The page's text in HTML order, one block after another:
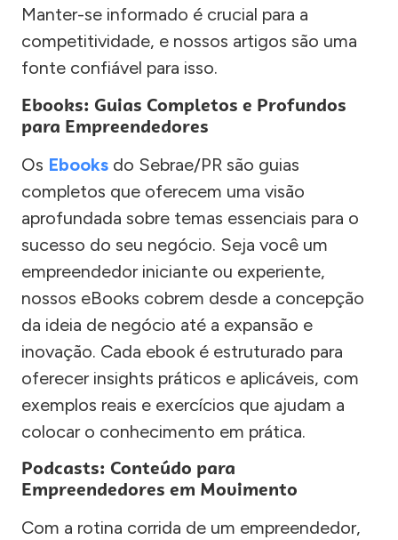
Manter-se informado é crucial para a
competitividade, e nossos artigos são uma
fonte confiável para isso.
Ebooks: Guias Completos e Profundos
para Empreendedores
Os Ebooks do Sebrae/PR são guias
completos que oferecem uma visão
aprofundada sobre temas essenciais para o
sucesso do seu negócio. Seja você um
empreendedor iniciante ou experiente,
nossos eBooks cobrem desde a concepção
da ideia de negócio até a expansão e
inovação. Cada ebook é estruturado para
oferecer insights práticos e aplicáveis, com
exemplos reais e exercícios que ajudam a
colocar o conhecimento em prática.
Podcasts: Conteúdo para
Empreendedores em Movimento
Com a rotina corrida de um empreendedor,